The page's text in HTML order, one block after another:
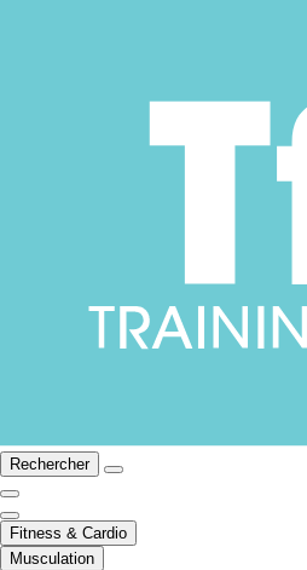
Rechercher
Fitness & Cardio
Musculation